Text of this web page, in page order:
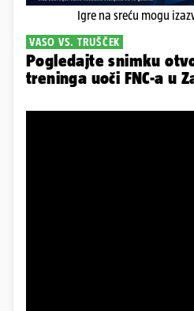
Igre na sreću mogu
VASO VS. TRUŠČEK
Pogledajte snimku
treninga uoči FNC-a u